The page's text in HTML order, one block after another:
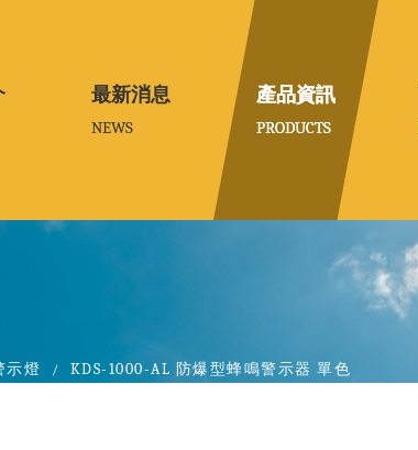
最新消息
NEWS
最新消息
NEWS
產品資訊
PRODUCTS
產品資訊
PRODUCTS
示燈 / KDS-1000-AL 防爆型蜂鳴警示器 單色